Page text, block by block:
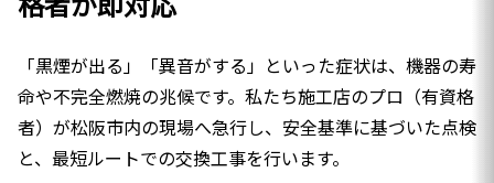
「黒煙が出る」「異音がする」といった症状は、機器の寿
命や不完全燃焼の兆候です。私たち施工店のプロ（有資格
者）が松阪市内の現場へ急行し、安全基準に基づいた点検
と、最短ルートでの交換工事を行います。